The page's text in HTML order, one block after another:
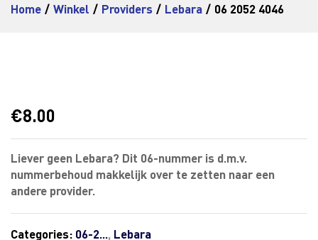
Home / Winkel / Providers / Lebara / 06 2052 4046
€8.00
Liever geen Lebara? Dit 06-nummer is d.m.v.
nummerbehoud makkelijk over te zetten naar een
andere provider.
Categories: 06-2..., Lebara